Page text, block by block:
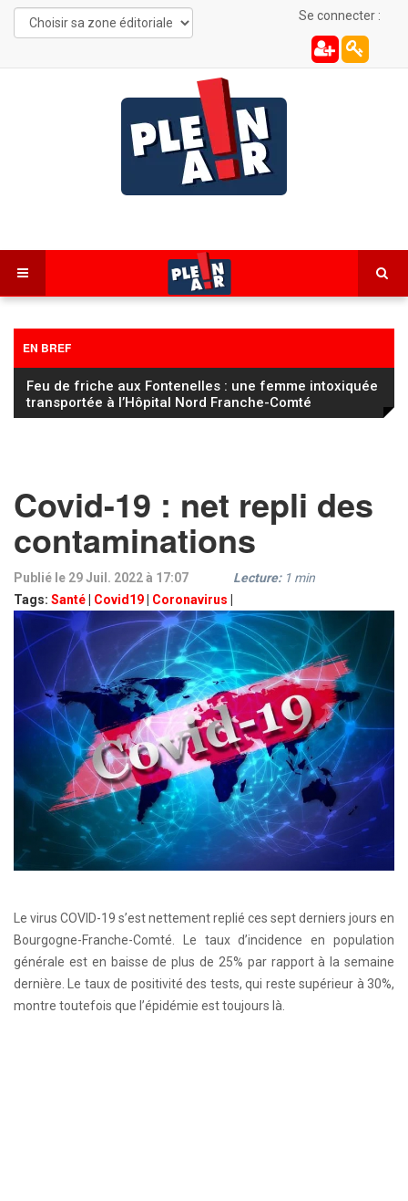
Se connecter :
EN BREF
FC Sochaux Montbéliard : Vincent Hognon lucide
avant d’affronter un Saint‑Étienne « taillé pour la
Covid-19 : net repli des
contaminations
Publié le 29 Juil. 2022 à 17:07
Tags: Santé Covid19 Coronavirus
Lecture: 1 min
Le virus COVID-19 s’est nettement replié ces sept derniers jours en
Bourgogne-Franche-Comté. Le taux d’incidence en population
générale est en baisse de plus de 25% par rapport à la semaine
dernière. Le taux de positivité des tests, qui reste supérieur à 30%,
montre toutefois que l’épidémie est toujours là.